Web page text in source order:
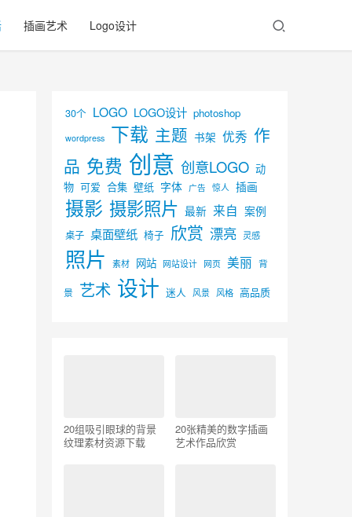
插画艺术 Logo设计
30个 LOGO LOGO设计 photoshop
wordpress 下载 主题 书架 优秀 作
品 免费 创意 创意LOGO 动
物 可爱 合集 壁纸 字体 广告 惊人 插画
摄影 摄影照片 最新 来自 案例
桌子 桌面壁纸 椅子 欣赏 漂亮 灵感
照片 素材 网站 网站设计 网页 美丽 背
景 艺术 设计 迷人 风景 风格 高品质
20组吸引眼球的背景
纹理素材资源下载
20张精美的数字插画
艺术作品欣赏